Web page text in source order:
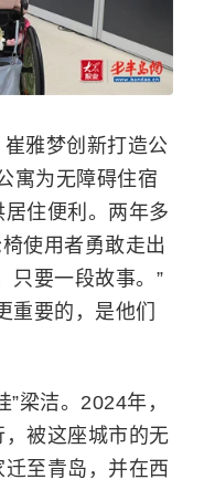
雅梦创新打造公
寓为无障碍住宿
住便利。两年多
使用者勇敢走出
只要一段故事。”
重要的，是他们
梁洁。2024年，
被这座城市的无
至青岛，并在西